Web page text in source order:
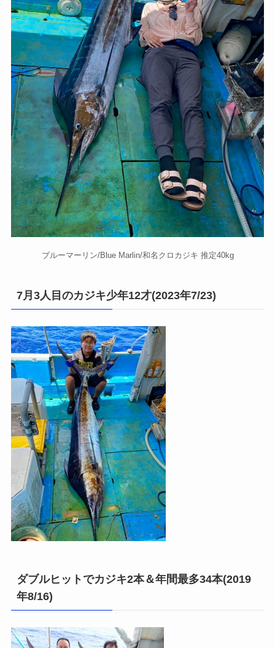
ブルーマーリン/Blue Marlin/和名クロカジキ 推定40kg
7月3人目のカジキ少年12才(2023年7/23)
ダブルヒットでカジキ2本＆年間最多34本(2019
年8/16)